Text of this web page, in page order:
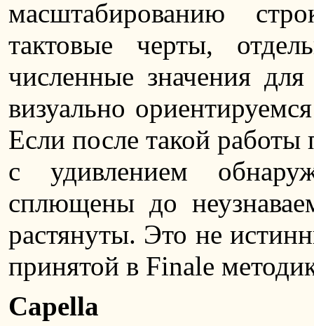
масштабированию
тактовые черты,
численные значения
визуально
Если после такой
с удивлением
сплющены до
растянуты. Это не
принятой в Finale
Capella